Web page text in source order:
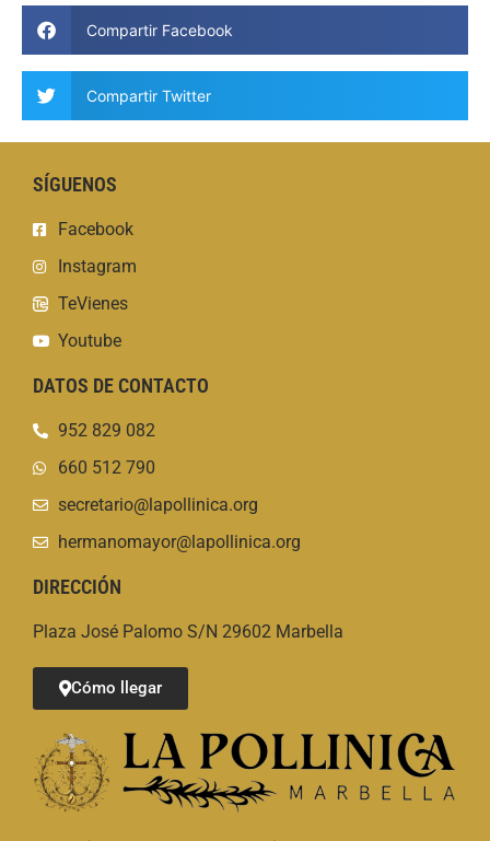
Compartir Facebook
Compartir Twitter
SÍGUENOS
Facebook
Instagram
TeVienes
Youtube
DATOS DE CONTACTO
952 829 082
660 512 790
secretario@lapollinica.org
hermanomayor@lapollinica.org
DIRECCIÓN
Plaza José Palomo S/N 29602 Marbella
Cómo llegar